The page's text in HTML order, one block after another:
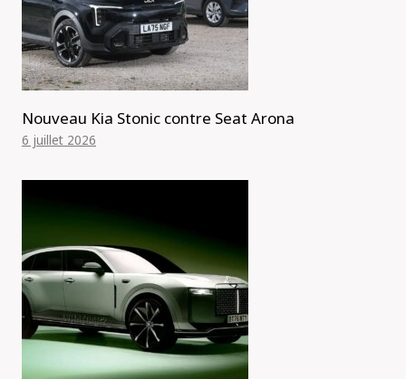
Nouveau Kia Stonic contre Seat Arona
6 juillet 2026